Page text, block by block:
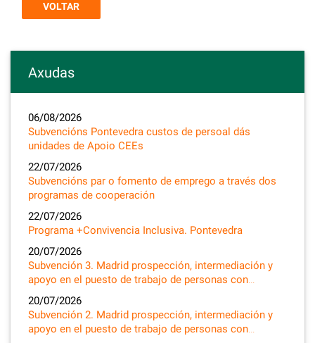
VOLTAR
Axudas
06/08/2026
Subvencións Pontevedra custos de persoal dás
unidades de Apoio CEEs
22/07/2026
Subvencións par o fomento de emprego a través dos
programas de cooperación
22/07/2026
Programa +Convivencia Inclusiva. Pontevedra
20/07/2026
Subvención 3. Madrid prospección, intermediación y
apoyo en el puesto de trabajo de personas con…
20/07/2026
Subvención 2. Madrid prospección, intermediación y
apoyo en el puesto de trabajo de personas con…